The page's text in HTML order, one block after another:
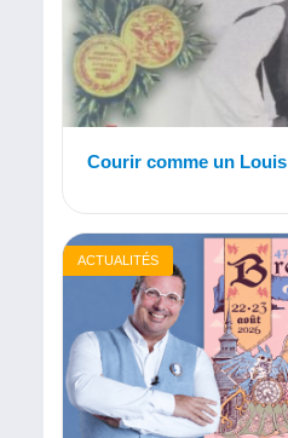
Courir comme un Louis
ACTUALITÉS